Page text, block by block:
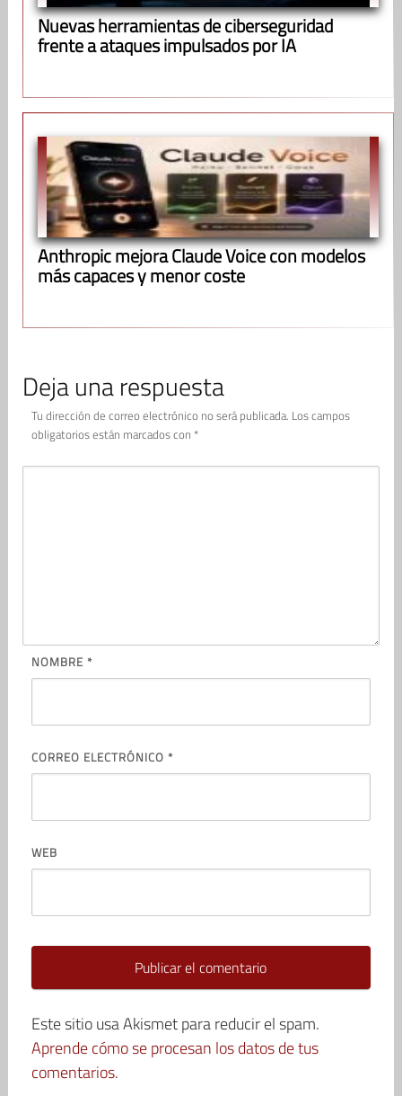
Nuevas herramientas de ciberseguridad
frente a ataques impulsados por IA
Anthropic mejora Claude Voice con modelos
más capaces y menor coste
Deja una respuesta
Tu dirección de correo electrónico no será publicada. Los campos
obligatorios están marcados con *
NOMBRE *
CORREO ELECTRÓNICO *
WEB
Este sitio usa Akismet para reducir el spam.
Aprende cómo se procesan los datos de tus
comentarios.